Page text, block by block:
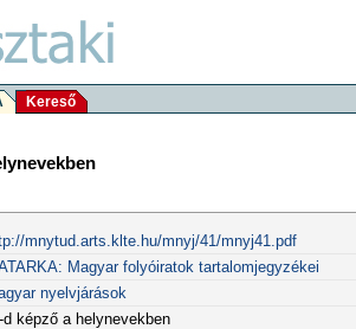
Kereső
mnytud.arts.klte.hu/mnyj/41/mnyj41.pdf
Magyar folyóiratok tartalomjegyzékei
nyelvjárások
d képző a helynevekben